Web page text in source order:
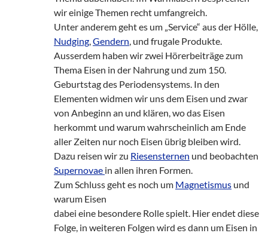
wir einige Themen recht umfangreich.
Unter anderem geht es um „Service“ aus der Hölle,
Nudging,Gendern, und frugale Produkte.
Ausserdem haben wir zwei Hörerbeiträge zum
Thema Eisen in der Nahrung und zum 150.
Geburtstag des Periodensystems. In den
Elementen widmen wir uns dem Eisen und zwar
von Anbeginn an und klären, wo das Eisen
herkommt und warum wahrscheinlich am Ende
aller Zeiten nur noch Eisen übrig bleiben wird.
Dazu reisen wir zu Riesensternen und beobachten
Supernovae in allen ihren Formen.
Zum Schluss geht es noch um Magnetismus und
warum Eisen
dabei eine besondere Rolle spielt. Hier endet diese
Folge, in weiteren Folgen wird es dann um Eisen in